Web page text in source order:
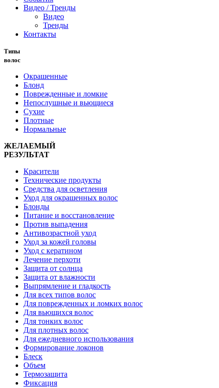
Видео / Тренды
Видео
Тренды
Контакты
Типы
волос
Окрашенные
Блонд
Поврежденные и ломкие
Непослушные и вьющиеся
Сухие
Плотные
Нормальные
ЖЕЛАЕМЫЙ
РЕЗУЛЬТАТ
Красители
Технические продукты
Средства для осветления
Уход для окрашенных волос
Блонды
Питание и восстановление
Против выпадения
Антивозрастной уход
Уход за кожей головы
Уход с кератином
Лечение перхоти
Защита от солнца
Защита от влажности
Выпрямление и гладкость
Для всех типов волос
Для поврежденных и ломких волос
Для вьющихся волос
Для тонких волос
Для плотных волос
Для ежедневного использования
Формирование локонов
Блеск
Объем
Термозащита
Фиксация